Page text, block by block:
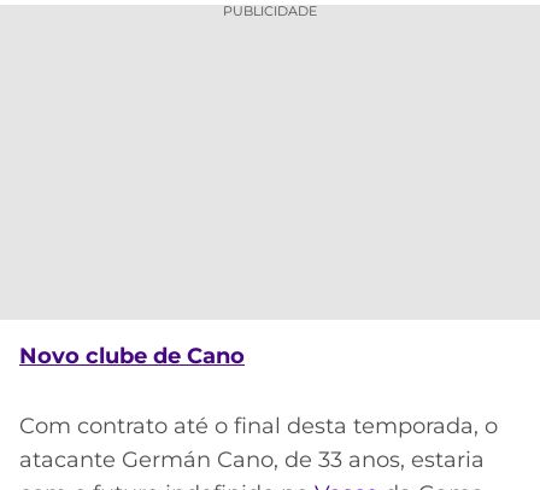
PUBLICIDADE
Novo clube de Cano
Com contrato até o final desta temporada, o
atacante Germán Cano, de 33 anos, estaria